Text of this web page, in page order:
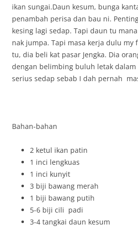
ikan sungai.Daun kesum, bunga
penambah perisa dan bau ni.
kesing lagi sedap. Tapi daun tu
nak jumpa. Tapi masa kerja dulu my
tu, dia beli kat pasar Jengka. Dia
dengan belimbing buluh letak dalam
serius sedap sebab I dah pernah
Bahan-bahan
2 ketul ikan patin
1 inci lengkuas
1 inci kunyit
3 biji bawang merah
1 biji bawang putih
5-6 biji cili padi
3-4 tangkai daun kesum